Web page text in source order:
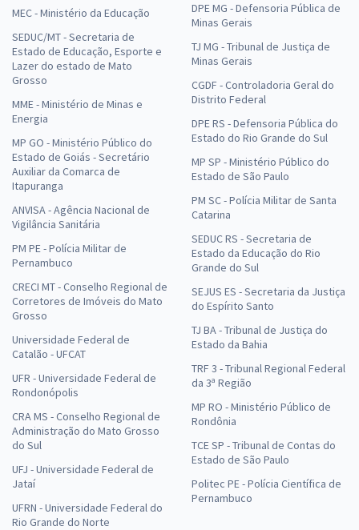
MEC - Ministério da Educação
SEDUC/MT - Secretaria de
Estado de Educação, Esporte e
Lazer do estado de Mato
Grosso
MME - Ministério de Minas e
Energia
MP GO - Ministério Público do
Estado de Goiás - Secretário
Auxiliar da Comarca de
Itapuranga
ANVISA - Agência Nacional de
Vigilância Sanitária
PM PE - Polícia Militar de
Pernambuco
CRECI MT - Conselho Regional de
Corretores de Imóveis do Mato
Grosso
Universidade Federal de
Catalão - UFCAT
UFR - Universidade Federal de
Rondonópolis
CRA MS - Conselho Regional de
Administração do Mato Grosso
do Sul
UFJ - Universidade Federal de
Jataí
UFRN - Universidade Federal do
Rio Grande do Norte
DPE MG - Defensoria Pública de
Minas Gerais
TJ MG - Tribunal de Justiça de
Minas Gerais
CGDF - Controladoria Geral do
Distrito Federal
DPE RS - Defensoria Pública do
Estado do Rio Grande do Sul
MP SP - Ministério Público do
Estado de São Paulo
PM SC - Polícia Militar de Santa
Catarina
SEDUC RS - Secretaria de
Estado da Educação do Rio
Grande do Sul
SEJUS ES - Secretaria da Justiça
do Espírito Santo
TJ BA - Tribunal de Justiça do
Estado da Bahia
TRF 3 - Tribunal Regional Federal
da 3ª Região
MP RO - Ministério Público de
Rondônia
TCE SP - Tribunal de Contas do
Estado de São Paulo
Politec PE - Polícia Científica de
Pernambuco